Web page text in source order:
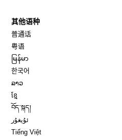
其他语种
普通话
粤语
မြန်မာ
한국어
ລາວ
ខ្មែ
བོད་སྐད།
ئۇيغۇر
Tiếng Việt